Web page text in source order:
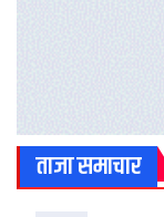
ताजा समाचार